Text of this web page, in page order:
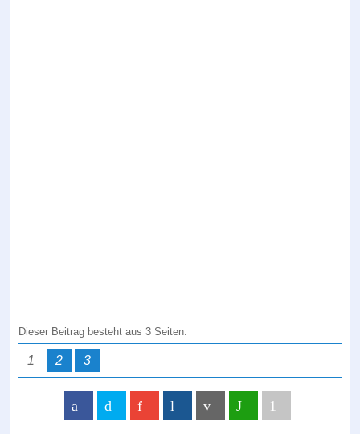
Dieser Beitrag besteht aus 3 Seiten:
1 2 3